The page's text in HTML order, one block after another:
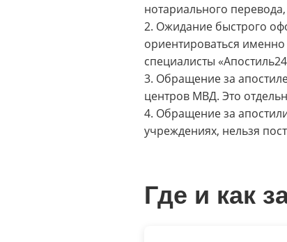
нотариального
Ожидание быстрого
ориентироваться именно
специалисты
Обращение за
центров МВД. Это
Обращение за
учреждениях, нельзя
Где и как